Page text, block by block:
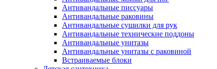
Антивандальные писсуары
Антивандальные раковины
Антивандальные сушилки для рук
Антивандальные технические поддоны
Антивандальные унитазы
Антивандальные унитазы с раковиной
Встраиваемые блоки